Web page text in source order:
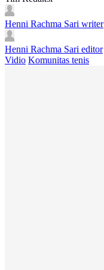
Henni Rachma Sari writer
Henni Rachma Sari editor
Vidio Komunitas tenis